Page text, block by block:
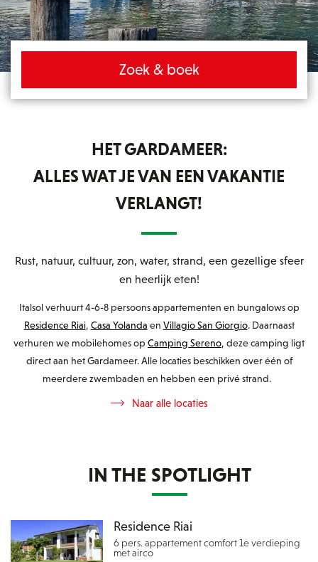
Zoek & boek
HET GARDAMEER:
ALLES WAT JE VAN EEN VAKANTIE
VERLANGT!
Rust, natuur, cultuur, zon, water, strand, een gezellige sfeer
en heerlijk eten!
Italsol verhuurt 4-6-8 persoons appartementen en bungalows op
Residence Riai, Casa Yolanda en Villagio San Giorgio. Daarnaast
verhuren we mobilehomes op Camping Sereno, deze camping ligt
direct aan het Gardameer. Alle locaties beschikken over één of
meerdere zwembaden en hebben een privé strand.
Naar alle locaties
IN THE SPOTLIGHT
Residence Riai
6 pers. appartement comfort 1e verdieping
met airco